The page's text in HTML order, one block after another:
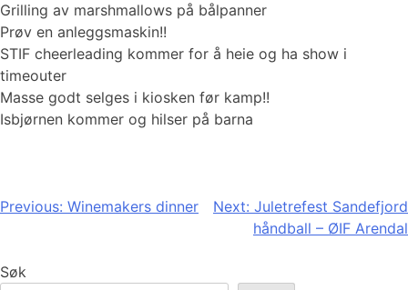
Grilling av marshmallows på bålpanner
Prøv en anleggsmaskin!!
STIF cheerleading kommer for å heie og ha show i
timeouter
Masse godt selges i kiosken før kamp!!
‍Isbjørnen kommer og hilser på barna
Innleggsnavigasjon
Previous: Winemakers dinner Next: Juletrefest Sandefjord
håndball – ØIF Arendal
Søk